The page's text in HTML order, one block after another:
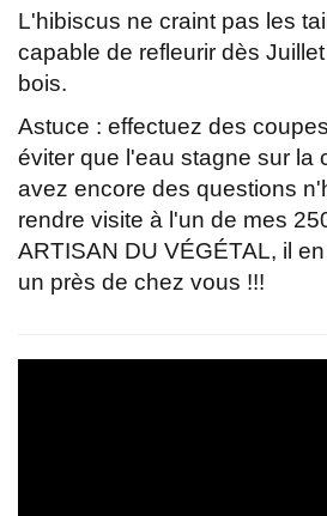
L'hibiscus ne craint pas les
capable de refleurir dès
bois.
Astuce : effectuez des
éviter que l'eau stagne sur la
avez encore des questions
rendre visite à l'un de mes
ARTISAN DU VÉGÉTAL, il
un près de chez vous !!!